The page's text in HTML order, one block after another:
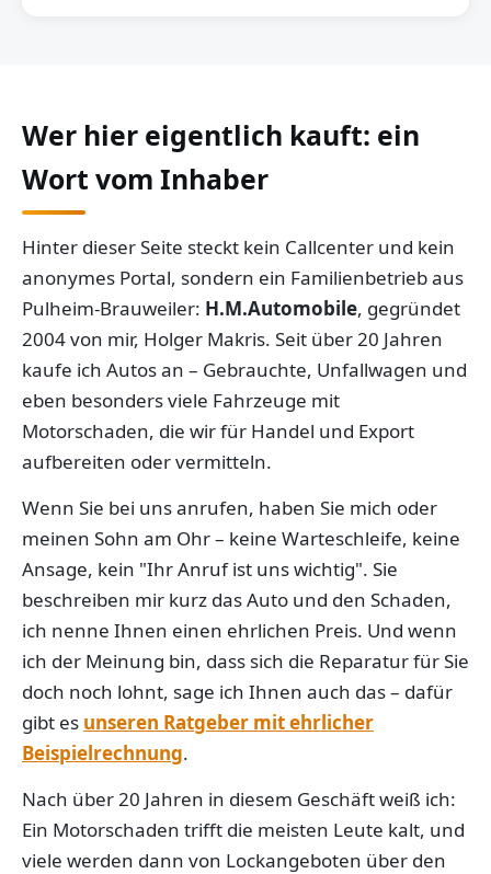
Wer hier eigentlich kauft: ein
Wort vom Inhaber
Hinter dieser Seite steckt kein Callcenter und kein
anonymes Portal, sondern ein Familienbetrieb aus
Pulheim-Brauweiler: H.M.Automobile, gegründet
2004 von mir, Holger Makris. Seit über 20 Jahren
kaufe ich Autos an – Gebrauchte, Unfallwagen und
eben besonders viele Fahrzeuge mit
Motorschaden, die wir für Handel und Export
aufbereiten oder vermitteln.
Wenn Sie bei uns anrufen, haben Sie mich oder
meinen Sohn am Ohr – keine Warteschleife, keine
Ansage, kein "Ihr Anruf ist uns wichtig". Sie
beschreiben mir kurz das Auto und den Schaden,
ich nenne Ihnen einen ehrlichen Preis. Und wenn
ich der Meinung bin, dass sich die Reparatur für Sie
doch noch lohnt, sage ich Ihnen auch das – dafür
gibt es unseren Ratgeber mit ehrlicher
Beispielrechnung.
Nach über 20 Jahren in diesem Geschäft weiß ich:
Ein Motorschaden trifft die meisten Leute kalt, und
viele werden dann von Lockangeboten über den